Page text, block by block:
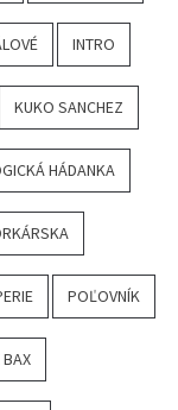
INTRO
KUKO SANCHEZ
HÁDANKA
POĽOVNÍK
BAX